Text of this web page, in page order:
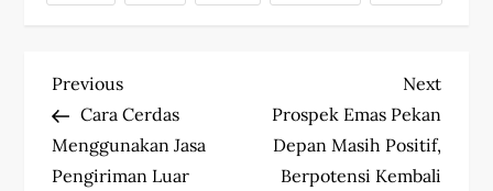
P
o
Previous
Post
Previous
Cara Cerdas
Menggunakan Jasa
Pengiriman Luar
Next
Post
Next
Prospek Emas Pekan
Depan Masih Positif,
Berpotensi Kembali